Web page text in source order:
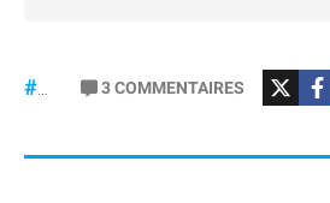
#Mercedes
3COMMENTAIRES